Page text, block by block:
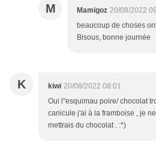
M Mamigoz 20/08/2022
beaucoup de choses
Bisous, bonne journée
K kiwi 20/08/2022 08:01
Oui l"esquimau poire/ chocolat
canicule j'ai à la framboise , je
mettrais du chocolat . :*)